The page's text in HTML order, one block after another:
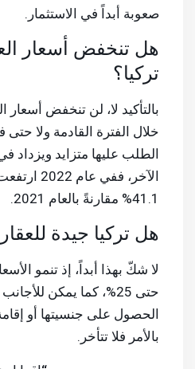
صعوبة أبداً في الاستثمار.
هل تنخفض أسعار
تركيا؟
بالتأكيد لا، لن تنخفض أسعار
خلال الفترة القادمة ولا
الطلب عليها متزايد ويزداد
الآخر،
41.1% مقارنةً بالعام 2021.
هل تركيا جيدة
حتى 25%، كما يمكن
الحصول على جنسيتها أو
بالأمر فلا تتأخر.